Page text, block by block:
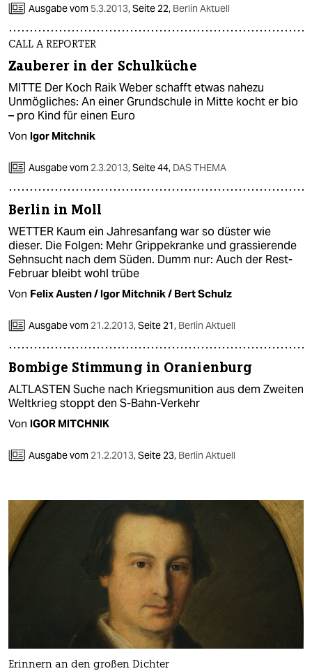
Ausgabe vom 5.3.2013,Seite 22, Berlin Aktuell
CALL A REPORTER
Zauberer in der Schulküche
MITTE Der Koch Raik Weber schafft etwas nahezu
Unmögliches: An einer Grundschule in Mitte kocht er bio
– pro Kind für einen Euro
Von Igor Mitchnik
Ausgabe vom 2.3.2013,Seite 44, DAS THEMA
Berlin in Moll
WETTER Kaum ein Jahresanfang war so düster wie
dieser. Die Folgen: Mehr Grippekranke und grassierende
Sehnsucht nach dem Süden. Dumm nur: Auch der Rest-
Februar bleibt wohl trübe
Von Felix Austen / Igor Mitchnik / Bert Schulz
Ausgabe vom 21.2.2013,Seite 21, Berlin Aktuell
Bombige Stimmung in Oranienburg
ALTLASTEN Suche nach Kriegsmunition aus dem Zweiten
Weltkrieg stoppt den S-Bahn-Verkehr
Von IGOR MITCHNIK
Ausgabe vom 21.2.2013,Seite 23, Berlin Aktuell
Erinnern an den großen Dichter